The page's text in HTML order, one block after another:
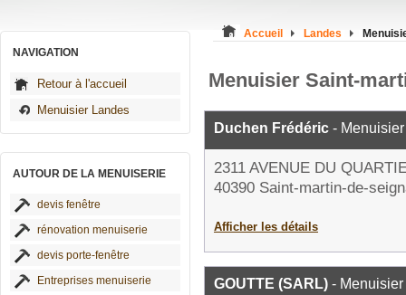
NAVIGATION
Retour à l'accueil
Menuisier Landes
AUTOUR DE LA MENUISERIE
devis fenêtre
rénovation menuiserie
devis porte-fenêtre
Entreprises menuiserie
Accueil Landes
Menuisier Saint-
Duchen Frédéric - Menuisier
2311 AVENUE DU
40390 Saint-martin-de-
Afficher les détails
GOUTTE (SARL) - Menuisier